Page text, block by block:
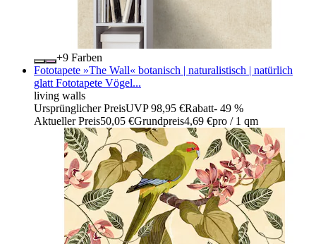
+
Farben
Fototapete »The Wall« botanisch | naturalistisch | natürlich
glatt Fototapete Vögel...
living walls
Ursprünglicher PreisUVP 98,95 €Rabatt- 49 %
Aktueller Preis50,05 €Grundpreis4,69 €pro / 1 qm